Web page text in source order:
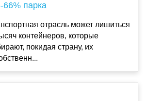
66% парка
отрасль может лишиться
контейнеров, которые
покидая страну, их